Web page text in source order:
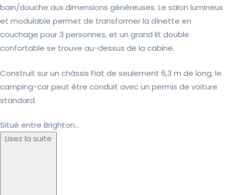
bain/douche aux dimensions généreuses. Le salon lumineux
et modulable permet de transformer la dînette en
couchage pour 3 personnes, et un grand lit double
confortable se trouve au-dessus de la cabine.
Construit sur un châssis Fiat de seulement 6,3 m de long, le
camping-car peut être conduit avec un permis de voiture
standard.
Situé entre Brighton...
Lisez la suite